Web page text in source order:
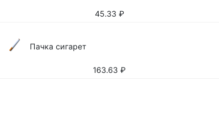
45.33 ₽
Пачка сигарет
163.63 ₽